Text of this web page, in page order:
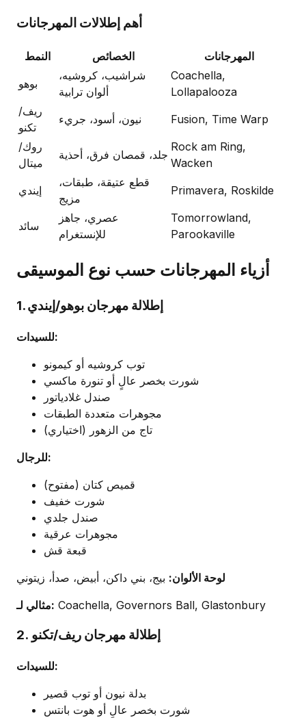
أهم إطلالات المهرجانات
النمط الخصائص
المهرجانات
بوهو
شراشيب، كروشيه،
ألوان ترابية
Coachella,
Lollapalooza
ريف/
تكنو
نيون، أسود، جريء
Fusion, Time Warp
روك/
ميتال
جلد، قمصان فرق، أحذية
Rock am Ring,
Wacken
إيندي
قطع عتيقة، طبقات،
مزيج
Primavera, Roskilde
سائد
عصري، جاهز
للإنستغرام
Tomorrowland,
Parookaville
أزياء المهرجانات حسب نوع الموسيقى
1. إطلالة مهرجان بوهو/إيندي
للسيدات:
توب كروشيه أو كيمونو
شورت بخصر عالٍ أو تنورة ماكسي
صندل غلادياتور
مجوهرات متعددة الطبقات
تاج من الزهور (اختياري)
للرجال:
قميص كتان (مفتوح)
شورت خفيف
صندل جلدي
مجوهرات عرقية
قبعة قش
لوحة الألوان: بيج، بني داكن، أبيض، صدأ، زيتوني
مثالي لـ: Coachella, Governors Ball, Glastonbury
2. إطلالة مهرجان ريف/تكنو
للسيدات:
بدلة نيون أو توب قصير
شورت بخصر عالٍ أو هوت بانتس